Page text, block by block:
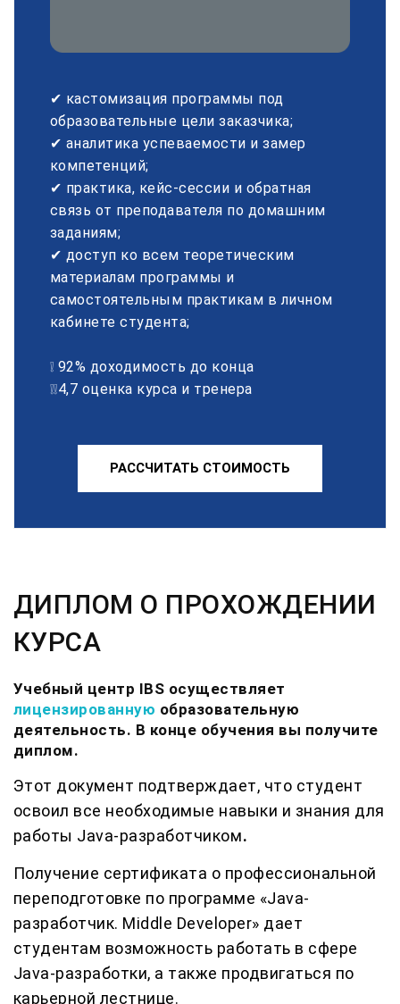
✔ кастомизация программы под
образовательные цели заказчика;
✔ аналитика успеваемости и замер
компетенций;
✔ практика, кейс-сессии и обратная
связь от преподавателя по домашним
заданиям;
✔ доступ ко всем теоретическим
материалам программы и
самостоятельным практикам в личном
кабинете студента;
❕ 92% доходимость до конца
❕❕4,7 оценка курса и тренера
РАССЧИТАТЬ СТОИМОСТЬ
ДИПЛОМ О ПРОХОЖДЕНИИ
КУРСА
Учебный центр IBS осуществляет
лицензированную образовательную
деятельность. В конце обучения вы получите
диплом.
Этот документ подтверждает, что студент
освоил все необходимые навыки и знания для
работы Java-разработчиком.
Получение сертификата о профессиональной
переподготовке по программе «Java-
разработчик. Middle Developer» дает
студентам возможность работать в сфере
Java-разработки, а также продвигаться по
карьерной лестнице.